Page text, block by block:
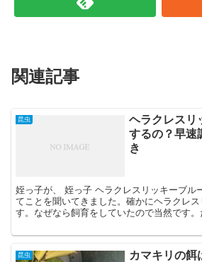
関連記事
昆虫
ヘラクレスリ
するの？早速
き
姪っ子が、 姪っ子 ヘラクレスリッキーブル
てことを聞いてきました。確かにヘラクレ
す。なぜなら飼育をしていたので当然です。
昆虫
カマキリの餌